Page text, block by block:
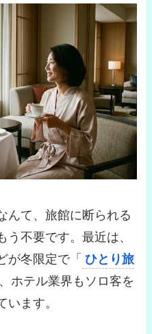
んて、旅館に断られる
う不要です。最近は、
が冬限定で「 ひとり旅
ホテル業界もソロ客を
います。